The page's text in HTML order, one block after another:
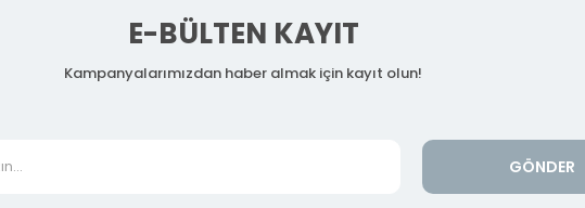
E-BÜLTEN KAYIT
Kampanyalarımızdan haber almak için kayıt olun!
GÖNDER